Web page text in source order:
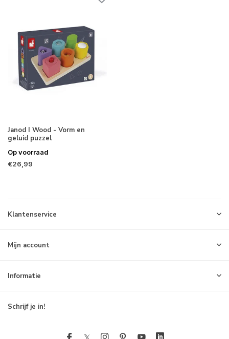
Janod I Wood - Vorm en
geluid puzzel
Op voorraad
€26,99
Klantenservice
Mijn account
Informatie
Schrijf je in!